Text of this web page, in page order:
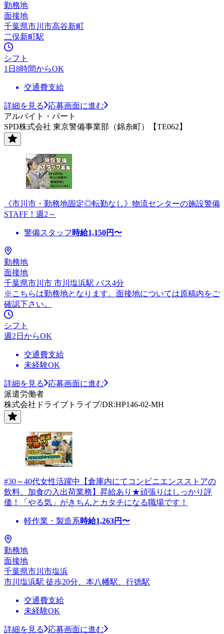
勤務地
面接地
千葉県市川市高谷新町
二俣新町駅
シフト
1日8時間からOK
交通費支給
詳細を見る
応募画面に進む
アルバイト・パート
SPD株式会社 東京警備事業部（錦糸町）【TE062】
《市川市・勤務地固定◎転勤なし》物流センターの施設警備
STAFF！週2～
警備スタッフ 時給1,150円〜
勤務地
面接地
千葉県市川市 市川塩浜駅 バス4分
※こちらは勤務地となります。面接地については原稿内をご
確認下さい。
シフト
週2日からOK
交通費支給
未経験OK
詳細を見る
応募画面に進む
派遣労働者
株式会社ドライブトライブ/DR:HP146-02-MH
#30～40代女性活躍中【倉庫内にてコンビニエンスストアの
飲料、加食の入出荷業務】昇給あり★頑張りはしっかり評
価！「やる気」がきちんとカタチになる職場です！
軽作業・製造系時給1,263円〜
勤務地
面接地
千葉県市川市塩浜
市川塩浜駅 徒歩20分、本八幡駅、行徳駅
交通費支給
未経験OK
詳細を見る 応募画面に進む